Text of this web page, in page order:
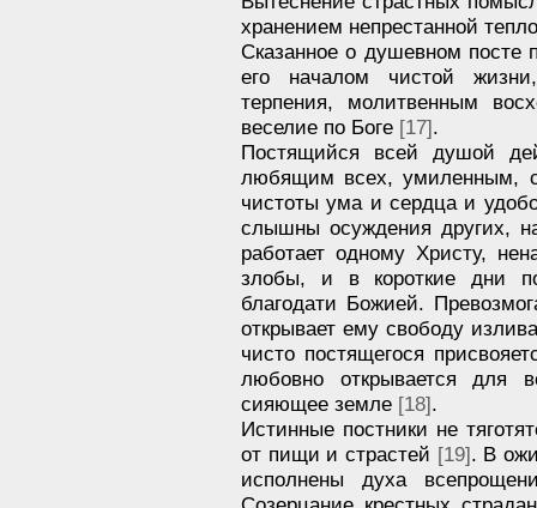
хранением непрестанной
Сказанное о душевном посте
его началом чистой
терпения, молитвенным
веселие по Боге [17].
Постящийся всей душой
любящим всех, умиленным,
чистоты ума и сердца и
слышны осуждения других,
работает одному Христу,
злобы, и в короткие дни
благодати Божией.
открывает ему свободу
чисто постящегося
любовно открывается для
сияющее земле [18].
Истинные постники не
от пищи и страстей [19]. В
исполнены духа